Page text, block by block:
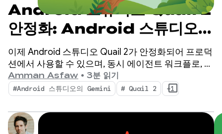
Android 스튜디오 Quail 2
안정화: Android 스튜디오
AI 에이전트로 멀티태스킹
이제 Android 스튜디오 Quail 2가 안정화되어 프로덕
션에서 사용할 수 있으며, 동시 에이전트 워크플로, 기
본적으로 통합된 메모리 누수 프로파일링, 컨텍스트
인식 비정상 종료 수정으로 IDE에 변화를 가져옵니다.
Amman Asfaw • 3분 읽기
#Android 스튜디오의 Gemini # Quail 2 +1